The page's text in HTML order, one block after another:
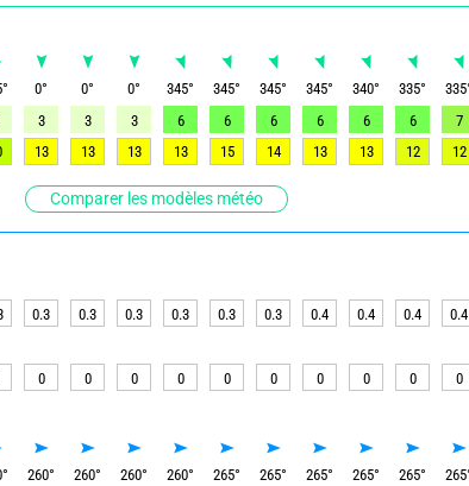
Comparer les modèles météo
° 0° 0° 0° 345° 345° 345° 345° 340° 335° 335
3 3 3 6 6 6 6 6 6 7
13 13 13 13 15 14 13 13 12 12
0.3 0.3 0.3 0.3 0.3 0.3 0.4 0.4 0.4 0.4
0 0 0 0 0 0 0 0 0 0
° 260° 260° 260° 260° 265° 265° 265° 265° 265° 265